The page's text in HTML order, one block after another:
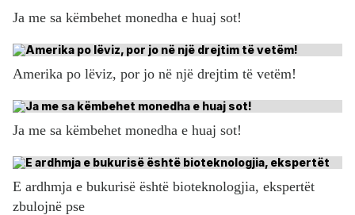
Ja me sa këmbehet monedha e huaj sot!
Amerika po lëviz, por jo në një drejtim të vetëm!
Ja me sa këmbehet monedha e huaj sot!
E ardhmja e bukurisë është bioteknologjia, ekspertët
zbulojnë pse